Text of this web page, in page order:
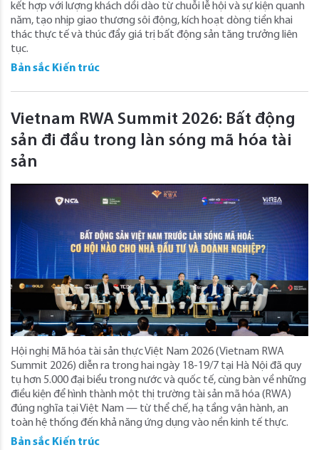
kết hợp với lượng khách dồi dào từ chuỗi lễ hội và sự kiện quanh
năm, tạo nhịp giao thương sôi động, kích hoạt dòng tiền khai
thác thực tế và thúc đẩy giá trị bất động sản tăng trưởng liên
tục.
Bản sắc Kiến trúc
Vietnam RWA Summit 2026: Bất động
sản đi đầu trong làn sóng mã hóa tài
sản
Hội nghị Mã hóa tài sản thực Việt Nam 2026 (Vietnam RWA
Summit 2026) diễn ra trong hai ngày 18-19/7 tại Hà Nội đã quy
tụ hơn 5.000 đại biểu trong nước và quốc tế, cùng bàn về những
điều kiện để hình thành một thị trường tài sản mã hóa (RWA)
đúng nghĩa tại Việt Nam — từ thể chế, hạ tầng vận hành, an
toàn hệ thống đến khả năng ứng dụng vào nền kinh tế thực.
Bản sắc Kiến trúc